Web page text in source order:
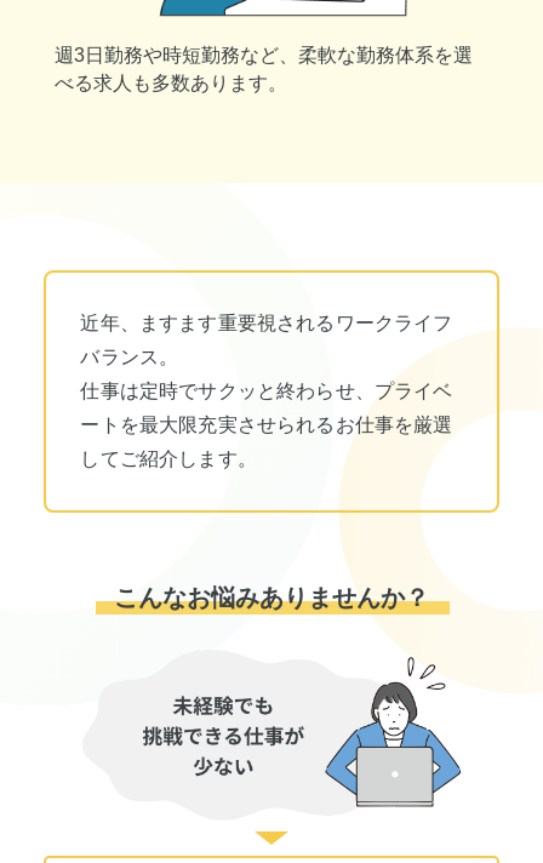
週3日勤務や時短勤務など、柔軟な勤務体系を選
べる求人も多数あります。
近年、ますます重要視されるワークライフ
バランス。
仕事は定時でサクッと終わらせ、プライベ
ートを最大限充実させられるお仕事を厳選
してご紹介します。
こんなお悩みありませんか？